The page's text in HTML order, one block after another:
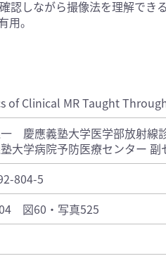
保健
認しながら撮像法を理解でき
。
of Clinical MR Taught
慶應義塾大学医学部放射線
大学病院予防医療センター 副
804-5
図60・写真525